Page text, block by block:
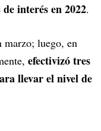
interés en 2022.
marzo; luego, en
efectivizó tres
llevar el nivel de